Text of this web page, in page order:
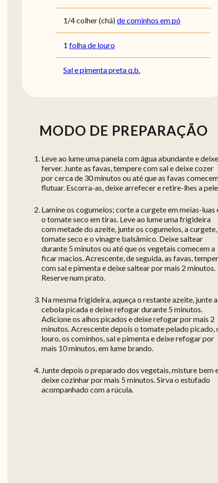
1/4colher (chá)de cominhos em pó
1 folha de louro
Sal e pimenta preta q.b.
MODO DE PREPARAÇÃO
Leve ao lume uma panela com água abundante e deixe
ferver. Junte as favas, tempere com sal e deixe cozer
por cerca de 30 minutos ou até que as favas
flutuar. Escorra-as, deixe arrefecer e retire-lhes a
Lamine os cogumelos; corte a curgete em meias-luas
o tomate seco em tiras. Leve ao lume uma frigideira
com metade do azeite, junte os cogumelos, a
tomate seco e o vinagre balsâmico. Deixe saltear
durante 5 minutos ou até que os vegetais comecem a
ficar macios. Acrescente, de seguida, as favas,
com sal e pimenta e deixe saltear por mais 2 minutos.
Reserve num prato.
Na mesma frigideira, aqueça o restante azeite, junte a
cebola picada e deixe refogar durante 5 minutos.
Adicione os alhos picados e deixe refogar por mais 2
minutos. Acrescente depois o tomate pelado picado,
louro, os cominhos, sal e pimenta e deixe refogar por
mais 10 minutos, em lume brando.
Junte depois o preparado dos vegetais, misture bem
deixe cozinhar por mais 5 minutos. Sirva o estufado
acompanhado com a rúcula.